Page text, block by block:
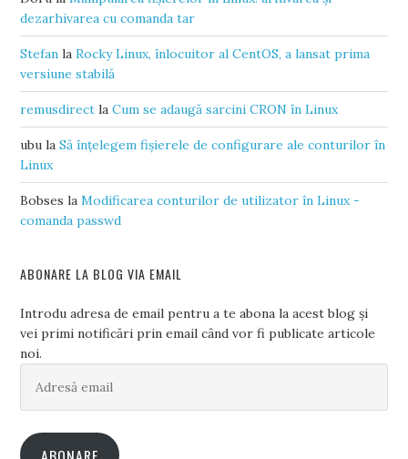
dezarhivarea cu comanda tar
Stefan laRocky Linux, înlocuitor al CentOS, a lansat prima
versiune stabilă
remusdirect laCum se adaugă sarcini CRON în Linux
ubu laSă înțelegem fișierele de configurare ale conturilor în
Linux
Bobses laModificarea conturilor de utilizator în Linux -
comanda passwd
ABONARE LA BLOG VIA EMAIL
Introdu adresa de email pentru a te abona la acest blog și
vei primi notificări prin email când vor fi publicate articole
noi.
email